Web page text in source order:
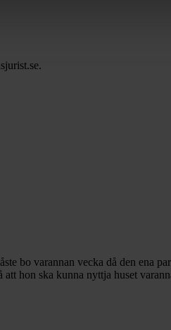
bo varannan vecka då den ena
hon ska kunna nyttja huset